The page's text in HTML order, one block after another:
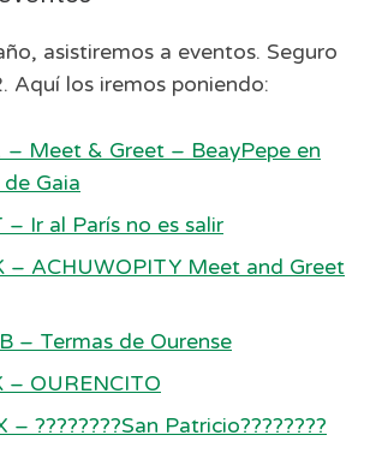
asistiremos a eventos. Seguro
Aquí los iremos poniendo:
– Meet & Greet – BeayPepe en
Gaia
– Ir al París no es salir
– ACHUWOPITY Meet and Greet
– Termas de Ourense
– OURENCITO
– ????????San Patricio????????